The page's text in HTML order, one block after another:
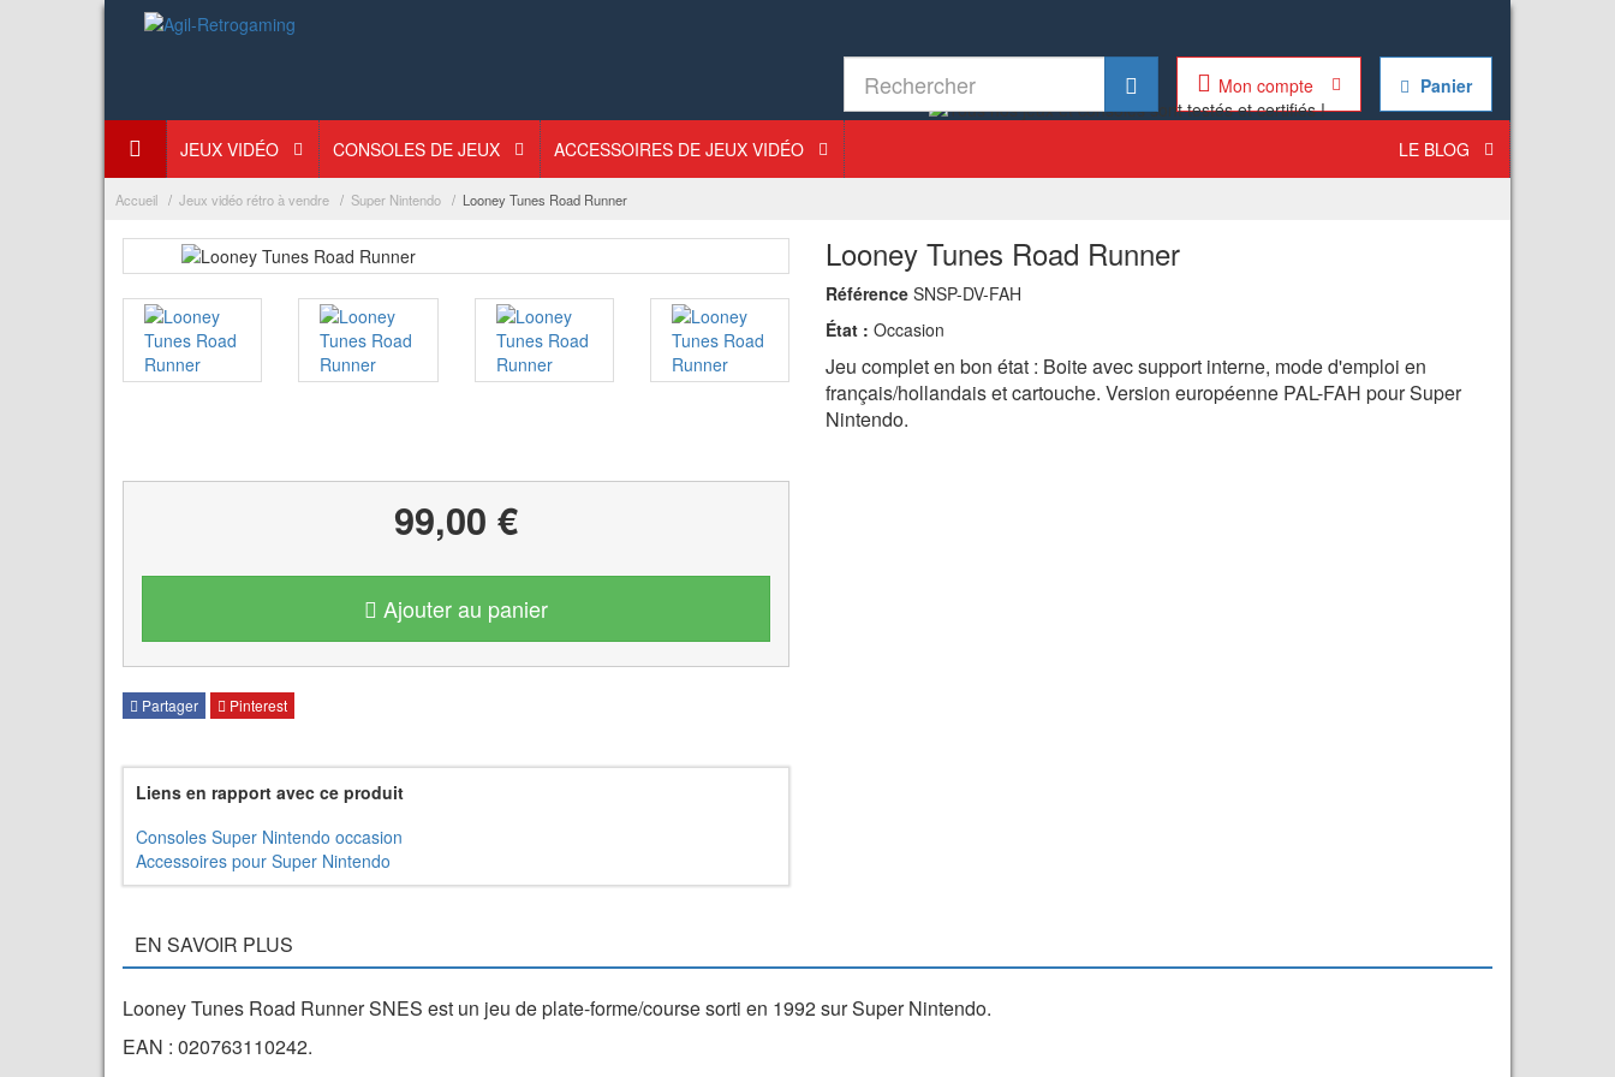
Panier
Mon compte
JEUX VIDÉO CONSOLES DE JEUX ACCESSOIRES DE JEUX VIDÉO LE BLOG
Accueil Jeux vidéo rétro à vendre Super Nintendo Looney Tunes Road Runner
Looney Tunes Road Runner
Référence SNSP-DV-FAH
État : Occasion
Jeu complet en bon état : Boite avec support interne, mode d'emploi en
français/hollandais et cartouche. Version européenne PAL-FAH pour Super
Nintendo.
99,00 €
Ajouter au panier
Partager Pinterest
Liens en rapport avec ce produit
Consoles Super Nintendo occasion
Accessoires pour Super Nintendo
EN SAVOIR PLUS
Looney Tunes Road Runner SNES est un jeu de plate-forme/course sorti en 1992 sur Super Nintendo.
EAN : 020763110242.